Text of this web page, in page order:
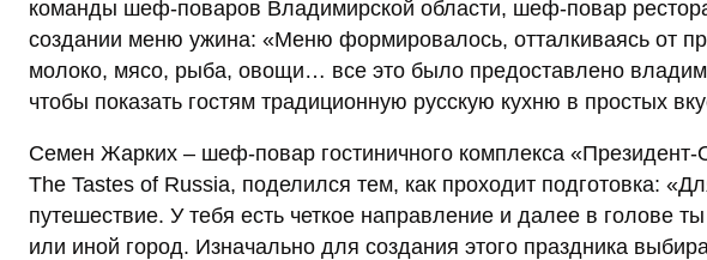
команды шеф-поваров Владимирской области, шеф-повар
создании меню ужина: «Меню формировалось, отталкиваясь от
молоко, мясо, рыба, овощи… все это было предоставлено
чтобы показать гостям традиционную русскую кухню в простых
Семен Жарких – шеф-повар гостиничного комплекса «Президент-
The Tastes of Russia, поделился тем, как проходит подготовка:
путешествие. У тебя есть четкое направление и далее в голове
или иной город. Изначально для создания этого праздника